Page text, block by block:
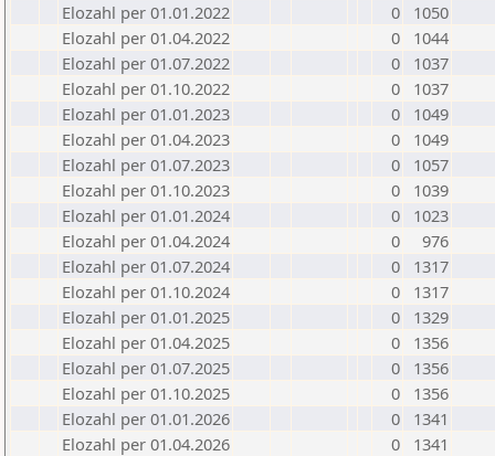
Elozahl per 01.01.2022
0
1050
Elozahl per 01.04.2022
0
1044
Elozahl per 01.07.2022
0
1037
Elozahl per 01.10.2022
0
1037
Elozahl per 01.01.2023
0
1049
Elozahl per 01.04.2023
0
1049
Elozahl per 01.07.2023
0
1057
Elozahl per 01.10.2023
0
1039
Elozahl per 01.01.2024
0
1023
Elozahl per 01.04.2024
0
976
Elozahl per 01.07.2024
0
1317
Elozahl per 01.10.2024
0
1317
Elozahl per 01.01.2025
0
1329
Elozahl per 01.04.2025
0
1356
Elozahl per 01.07.2025
0
1356
Elozahl per 01.10.2025
0
1356
Elozahl per 01.01.2026
0
1341
Elozahl per 01.04.2026
0
1341